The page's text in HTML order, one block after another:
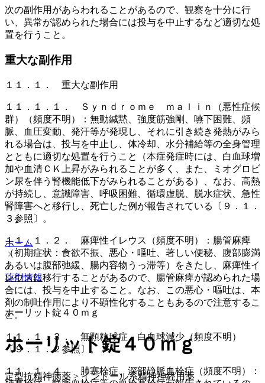
次の副作用があらわれることがあるので、観察を十分に行
い、異常が認められた場合には投与を中止するなど適切な処
置を行うこと。
重大な副作用
１１．１． 重大な副作用
１１．１．１． Ｓｙｎｄｒｏｍｅ ｍａｌｉｎ（悪性症候
群）（頻度不明）：無動緘黙、強度筋強剛、嚥下困難、頻
脈、血圧変動、発汗等が発現し、それに引き続き発熱がみら
れる場合は、投与を中止し、体冷却、水分補給等の全身管理
とともに適切な処置を行うこと（本症発症時には、白血球増
加や血清ＣＫ上昇がみられることが多く、また、ミオグロビ
ン尿を伴う腎機能低下がみられることがある）、なお、高熱
が持続し、意識障害、呼吸困難、循環虚脱、脱水症状、急性
腎障害へと移行し、死亡した例が報告されている〔９．１．
３参照〕。
１１．１．２． 麻痺性イレウス（頻度不明）：腸管麻痺
（初期症状：食欲不振、悪心・嘔吐、著しい便秘、腹部膨満
あるいは腹部弛緩、腸内容物うっ滞等）をきたし、麻痺性イ
レウスに移行することがあるので、腸管麻痺が認められた場
合には、投与を中止すること。なお、この悪心・嘔吐は、本
剤の制吐作用により不顕性化することもあるので注意するこ
と。
１１．１．３． 無顆粒球症、白血球減少（頻度不明）
〔９．１．２参照〕。
１１．１．４． 肺塞栓症、深部静脈血栓症（頻度不明）：
ホーム
薬剤情報
ホーリット錠４０ｍｇ
ホーリット錠４０ｍｇ
定型抗精神病薬 > インドール系精神神経用薬